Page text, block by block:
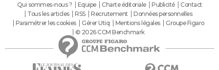
Qui sommes-nous ? Equipe Charte éditoriale Publicité
Contact
Tous les articles
RSS Recrutement
Données personnelles
Paramétrer les cookies
Gérer Utiq Mentions légales
Groupe Figaro
© 2026 CCM Benchmark